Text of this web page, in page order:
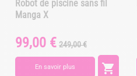
Robot de piscine sans fil
Manga X
Prix
99,00 € Prix
base
249,00 €
En savoir plus 